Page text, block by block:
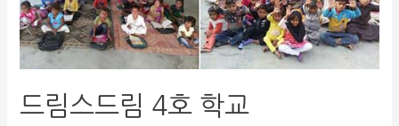
드림스드림 4호 학교